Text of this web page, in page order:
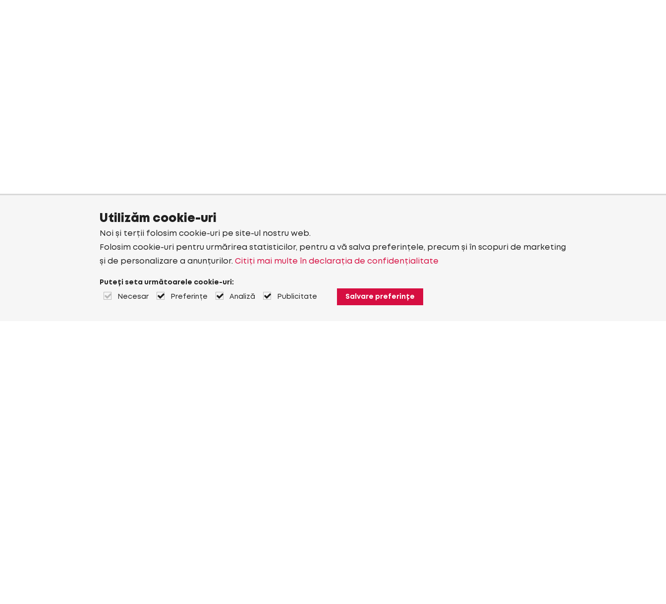
Utilizăm cookie-uri
Noi și terții folosim cookie-uri pe site-ul nostru web.
Folosim cookie-uri pentru urmărirea statisticilor, pentru a vă salva preferințele, precum și în scopuri de marketing
și de personalizare a anunțurilor. Citiți mai multe în declarația de confidențialitate
Puteți seta următoarele cookie-uri:
Necesar Preferințe Analiză Publicitate Salvare preferințe